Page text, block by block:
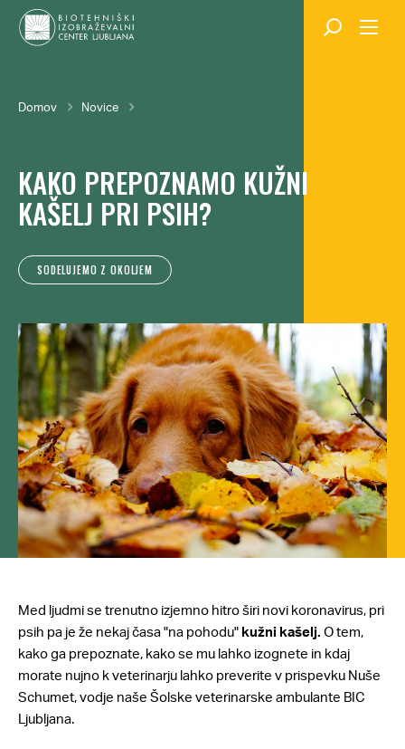
Skok
na
Breadcrumb
Domov Novice
KAKO PREPOZNAMO KUŽNI
KAŠELJ PRI PSIH?
SODELUJEMO Z OKOLJEM
Med ljudmi se trenutno izjemno hitro širi novi koronavirus, pri
psih pa je že nekaj časa "na pohodu" kužni kašelj. O tem,
kako ga prepoznate, kako se mu lahko izognete in kdaj
morate nujno k veterinarju lahko preverite v prispevku Nuše
Schumet, vodje naše Šolske veterinarske ambulante BIC
Ljubljana.